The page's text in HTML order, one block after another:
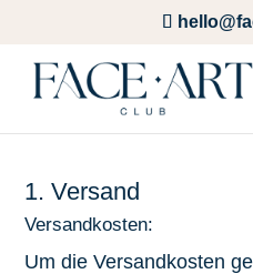
1. Versand
Versandkosten:
Um die Versandkosten